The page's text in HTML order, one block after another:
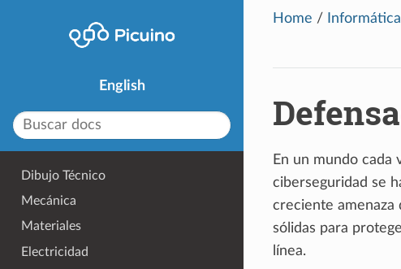
Home / Informática
En un mundo cada
ciberseguridad se
creciente amenaza
sólidas para
línea.
English
Dibujo Técnico
Mecánica
Materiales
Electricidad